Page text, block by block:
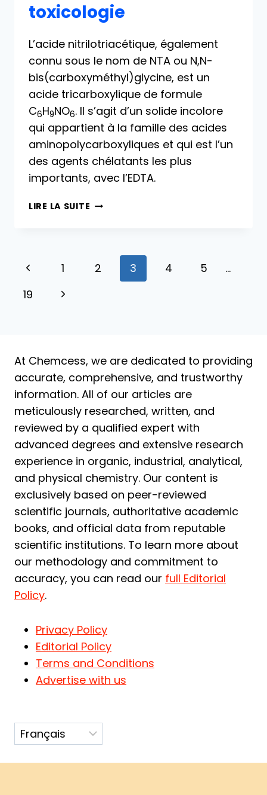
toxicologie
L’acide nitrilotriacétique, également
connu sous le nom de NTA ou N,N-
bis(carboxyméthyl)glycine, est un
acide tricarboxylique de formule
C6H9NO6. Il s’agit d’un solide incolore
qui appartient à la famille des acides
aminopolycarboxyliques et qui est l’un
des agents chélatants les plus
importants, avec l’EDTA.
LIRE LA SUITE ACIDE
PRODUCTION,
UTILISATIONS
Navigation
de
Page
précédente
1 2 3 4 5
…
19
Page
At Chemcess, we are dedicated to providing
accurate, comprehensive, and trustworthy
information. All of our articles are
meticulously researched, written, and
reviewed by a qualified expert with
advanced degrees and extensive research
experience in organic, industrial, analytical,
and physical chemistry. Our content is
exclusively based on peer-reviewed
scientific journals, authoritative academic
books, and official data from reputable
scientific institutions. To learn more about
our methodology and commitment to
accuracy, you can read our full Editorial
Policy.
Privacy Policy
Editorial Policy
Terms and Conditions
Advertise with us
Choisir
une
langue